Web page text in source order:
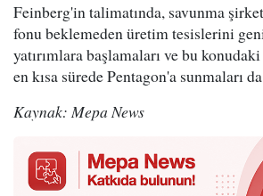
Feinberg'in talimatında, savunma
fonu beklemeden üretim tesislerini
yatırımlara başlamaları ve bu
en kısa sürede Pentagon'a sunmaları
Kaynak: Mepa News